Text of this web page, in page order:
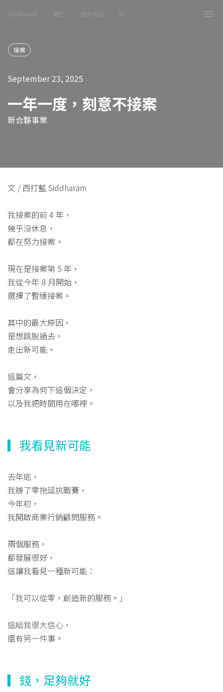
Siddharam 關於 官方網站 IG
接案
September 23, 2025
一年一度，刻意不接案
新合夥事業
文 / 西打藍 Siddharam
我接案的前 4 年，
幾乎沒休息，
都在努力接案。
現在是接案第 5 年，
我從今年 8 月開始，
選擇了暫緩接案。
其中的最大原因，
是想跳脫過去，
走出新可能。
這篇文，
會分享為何下這個決定，
以及我把時間用在哪裡。
▎我看見新可能
去年底，
我辦了零拖延挑戰賽，
今年初，
我開啟商業行銷顧問服務。
兩個服務，
都發展很好，
這讓我看見一種新可能：
「我可以從零，創造新的服務。」
這給我很大信心，
還有另一件事。
▎錢，足夠就好